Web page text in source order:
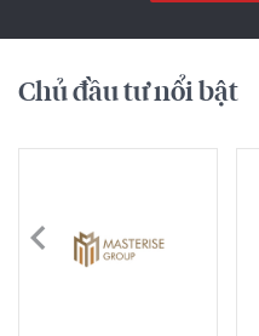
Chủ đầu tư nổi bật